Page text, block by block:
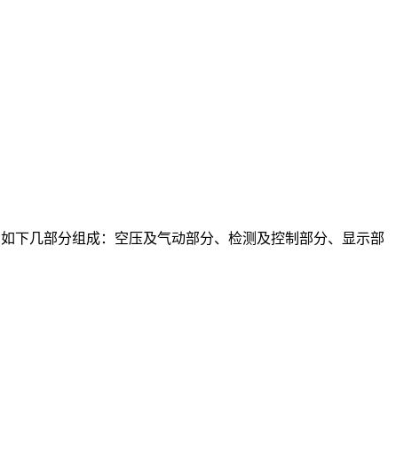
下几部分组成：空压及气动部分、检测及控制部分、显示部